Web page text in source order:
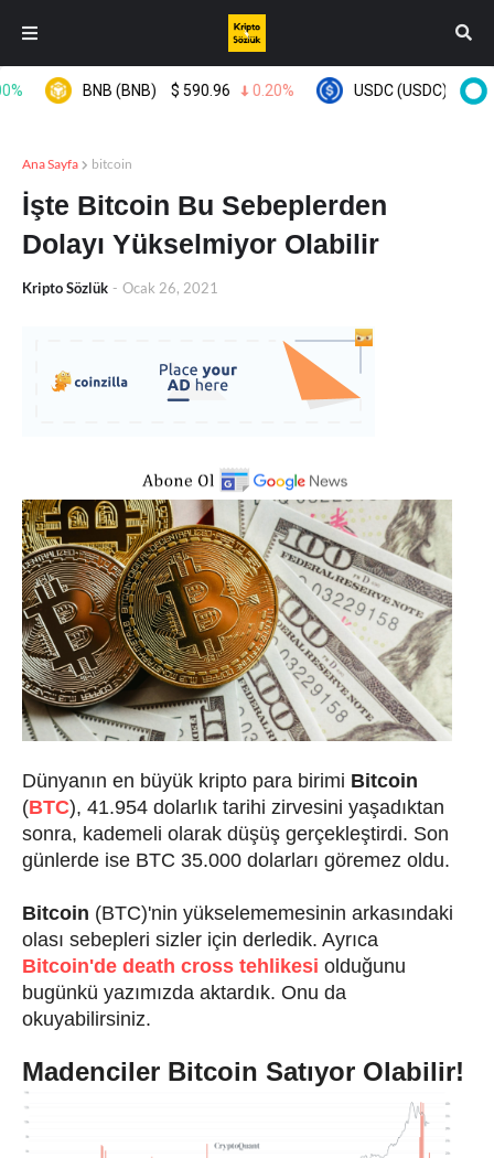
BNB (BNB) $ 590.96 0.20% USDC (USDC) $
Ana Sayfa bitcoin
İşte Bitcoin Bu Sebeplerden
Dolayı Yükselmiyor Olabilir
Kripto Sözlük - Ocak 26, 2021
Dünyanın en büyük kripto para birimi Bitcoin
(BTC), 41.954 dolarlık tarihi zirvesini yaşadıktan
sonra, kademeli olarak düşüş gerçekleştirdi. Son
günlerde ise BTC 35.000 dolarları göremez oldu.
Bitcoin (BTC)'nin yükselememesinin arkasındaki
olası sebepleri sizler için derledik. Ayrıca
Bitcoin'de death cross tehlikesi olduğunu
bugünkü yazımızda aktardık. Onu da
okuyabilirsiniz.
Madenciler Bitcoin Satıyor Olabilir!